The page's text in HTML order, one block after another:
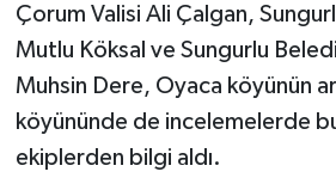
Çorum Valisi Ali Çalgan,
Mutlu Köksal ve Sungurlu
Muhsin Dere, Oyaca köyünün
köyününde de incelemelerde
ekiplerden bilgi aldı.